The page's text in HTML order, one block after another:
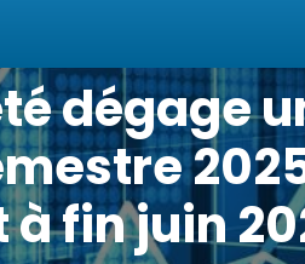
dégage
fin juin